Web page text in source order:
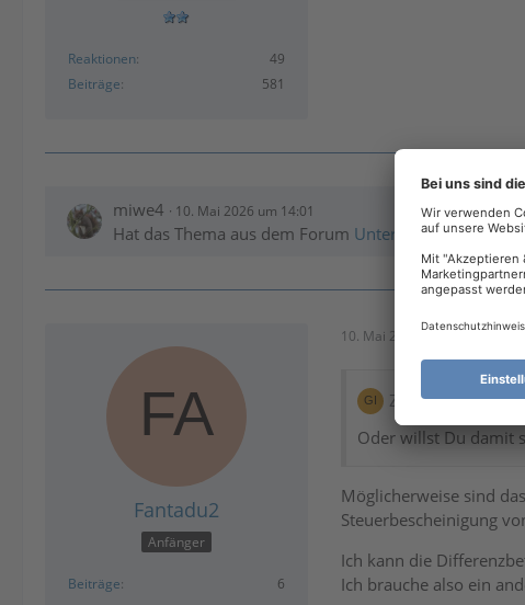
Reaktionen
49
Beiträge
581
miwe4 10. Mai 2026 um 14:01
Hat das Thema aus dem Forum Unternehmen und
Fantadu2
Anfänger
Beiträge 6
10. Mai 2026 um 14:34
Zitat von Gianluca
Oder willst Du damit
Möglicherweise sind
Steuerbescheinigung
Ich kann die
Ich brauche also ein